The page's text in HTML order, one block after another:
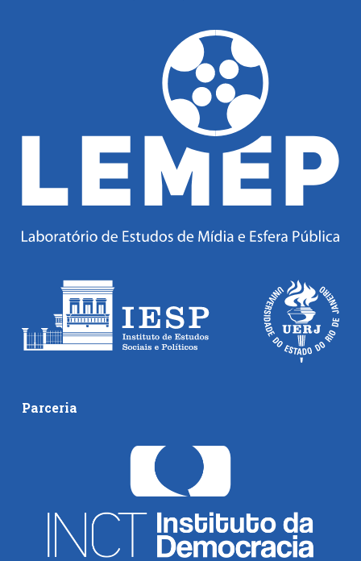
Parceria